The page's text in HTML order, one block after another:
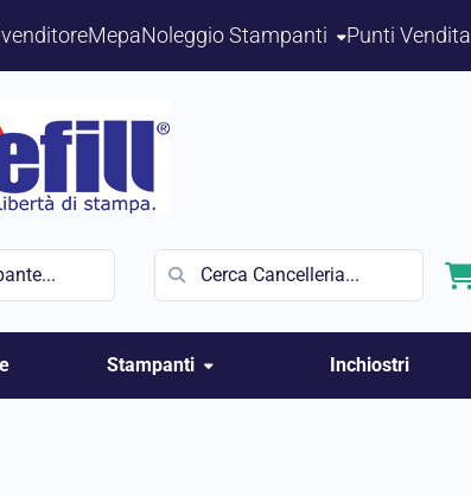
MepaNoleggio Stampanti Punti Vendita
Stampanti Inchiostri